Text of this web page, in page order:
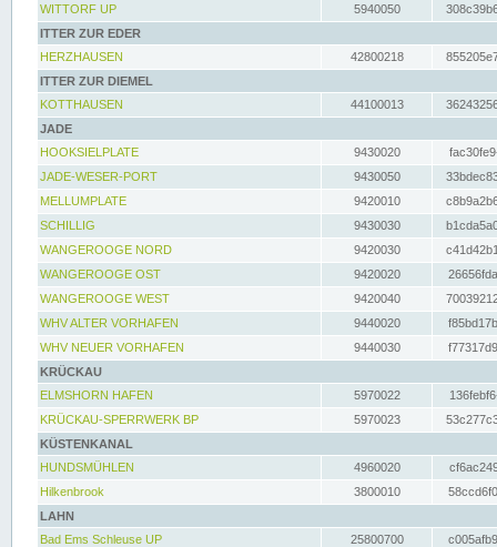
WITTORF UP
5940050
ITTER ZUR EDER
HERZHAUSEN
42800218
ITTER ZUR DIEMEL
KOTTHAUSEN
44100013
JADE
HOOKSIELPLATE
9430020
JADE-WESER-PORT
9430050
MELLUMPLATE
9420010
SCHILLIG
9430030
WANGEROOGE NORD
9420030
WANGEROOGE OST
9420020
WANGEROOGE WEST
9420040
WHV ALTER VORHAFEN
9440020
WHV NEUER VORHAFEN
9440030
KRÜCKAU
ELMSHORN HAFEN
5970022
KRÜCKAU-SPERRWERK BP
5970023
KÜSTENKANAL
HUNDSMÜHLEN
4960020
Hilkenbrook
3800010
LAHN
Bad Ems Schleuse UP
25800700